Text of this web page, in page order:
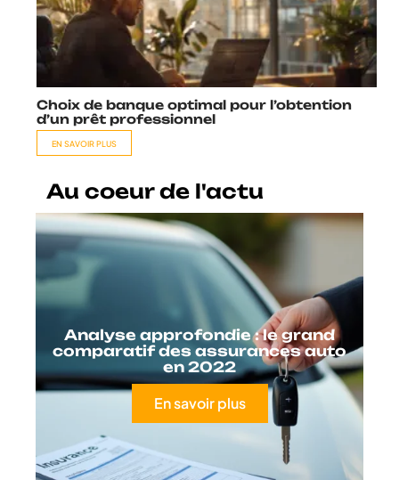
Choix de banque optimal pour l’obtention
d’un prêt professionnel
EN SAVOIR PLUS
Au coeur de l'actu
Analyse approfondie : le grand
comparatif des assurances auto
en 2022
En savoir plus